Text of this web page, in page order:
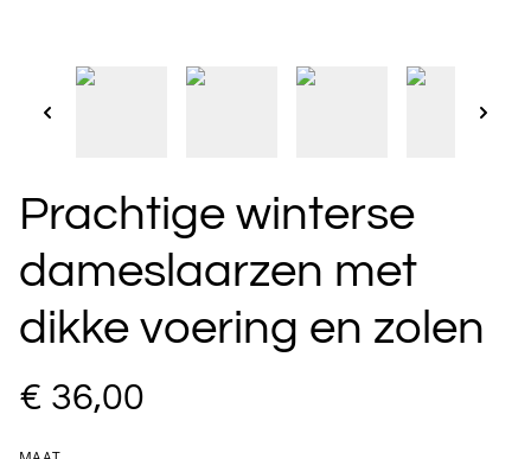
Prachtige winterse
dameslaarzen met
dikke voering en zolen
€ 36,00